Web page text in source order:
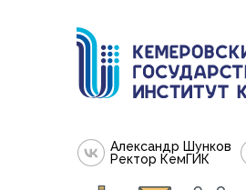
Александр Шунков
Ректор КемГИК